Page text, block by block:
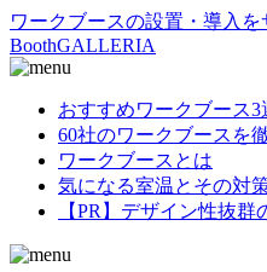
ワークブースの設置・導入
BoothGALLERIA
おすすめワークブース3
60社のワークブースを
ワークブースとは
気になる室温とその対
【PR】デザイン性抜